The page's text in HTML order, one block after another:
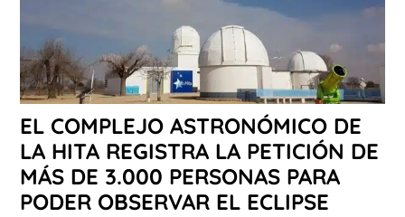
EL COMPLEJO ASTRONÓMICO DE
LA HITA REGISTRA LA PETICIÓN DE
MÁS DE 3.000 PERSONAS PARA
PODER OBSERVAR EL ECLIPSE